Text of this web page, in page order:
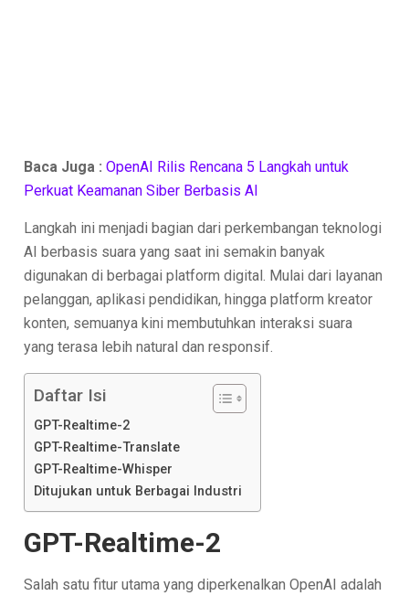
Baca Juga :OpenAI Rilis Rencana 5 Langkah untuk
Perkuat Keamanan Siber Berbasis AI
Langkah ini menjadi bagian dari perkembangan teknologi
AI berbasis suara yang saat ini semakin banyak
digunakan di berbagai platform digital. Mulai dari layanan
pelanggan, aplikasi pendidikan, hingga platform kreator
konten, semuanya kini membutuhkan interaksi suara
yang terasa lebih natural dan responsif.
Daftar Isi
GPT-Realtime-2
GPT-Realtime-Translate
GPT-Realtime-Whisper
Ditujukan untuk Berbagai Industri
GPT-Realtime-2
Salah satu fitur utama yang diperkenalkan OpenAI adalah